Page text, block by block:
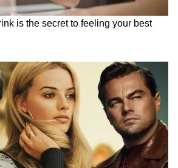
3.10 लाख बैरल
303 अरब बैरल कच्चे तेल का
का सबसे बड़ा तेल खजाना बनाता
अरब से भी कहीं अधिक है, लेकिन
चुनौती भी है-यह बेहद भारी
Sulfur) वाला होता है, जिसे